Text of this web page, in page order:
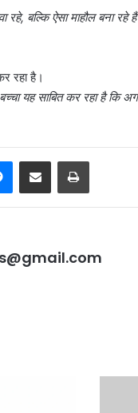
रहे, बल्कि ऐसा माहौल बना
रहा है।
यह साबित कर रहा है कि
Messenger
Share via Email Print